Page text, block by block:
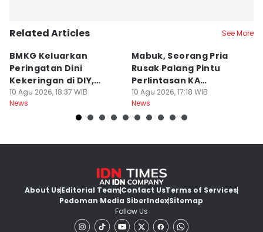
Related Articles See More
BMKG Keluarkan
Peringatan Dini
Kekeringan di DIY,
Kategori Awas
10 Agu 2026, 18:37 WIB
News
Mabuk, Seorang Pria
Rusak Palang Pintu
Perlintasan KA
Banyuraden
10 Agu 2026, 17:18 WIB
News
About UsEditorial TeamContact UsTerms of Services
Pedoman Media SiberIndexSitemap
Follow Us